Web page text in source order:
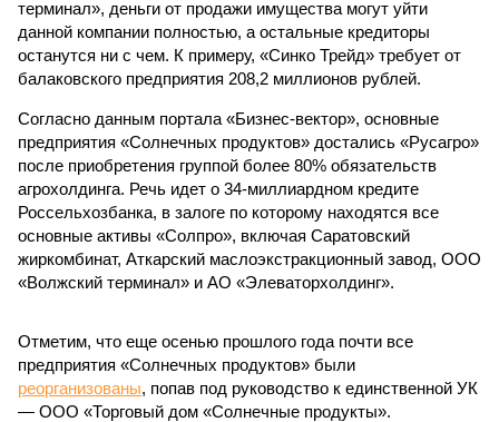
терминал», деньги от продажи имущества могут уйти
данной компании полностью, а остальные кредиторы
останутся ни с чем. К примеру, «Синко Трейд» требует от
балаковского предприятия 208,2 миллионов рублей.
Согласно данным портала «Бизнес-вектор», основные
предприятия «Солнечных продуктов» достались «Русагро»
после приобретения группой более 80% обязательств
агрохолдинга. Речь идет о 34-миллиардном кредите
Россельхозбанка, в залоге по которому находятся все
основные активы «Солпро», включая Саратовский
жиркомбинат, Аткарский маслоэкстракционный завод, ООО
«Волжский терминал» и АО «Элеваторхолдинг».
Отметим, что еще осенью прошлого года почти все
предприятия «Солнечных продуктов» были
реорганизованы, попав под руководство к единственной УК
— ООО «Торговый дом «Солнечные продукты».